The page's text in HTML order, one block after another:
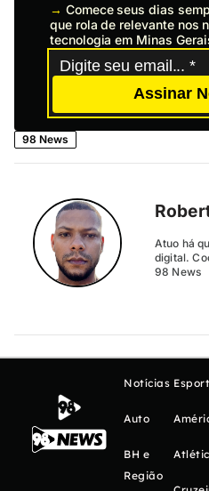
→ Comece seus dias
que rola de relevante nos
tecnologia em Minas
Assinar
98 News
Atuo há
digital.
98 News
Notícias
Auto
BH e
Região